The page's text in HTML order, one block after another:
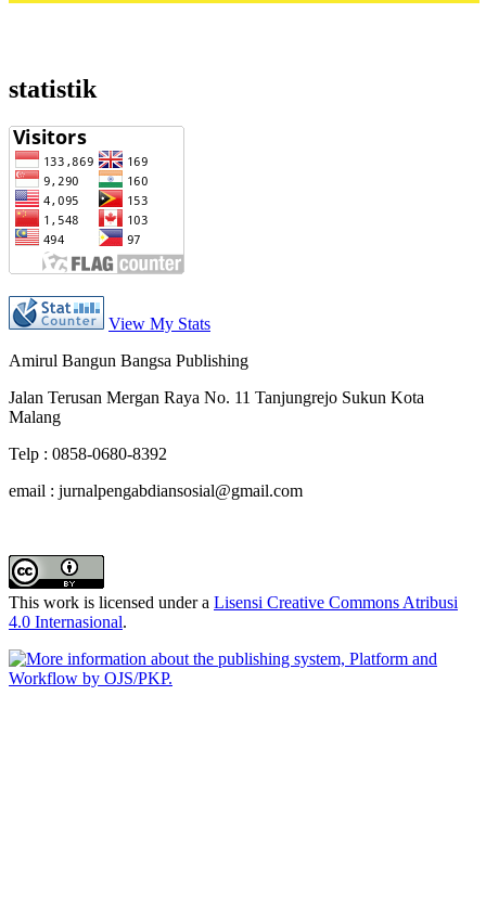
statistik
View My Stats
Amirul Bangun Bangsa Publishing
Jalan Terusan Mergan Raya No. 11 Tanjungrejo Sukun Kota
Malang
Telp : 0858-0680-8392
email : jurnalpengabdiansosial@gmail.com
This work is licensed under a Lisensi Creative Commons Atribusi
4.0 Internasional.